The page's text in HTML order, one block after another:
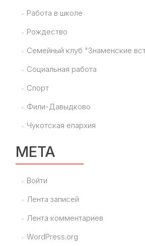
Работа в школе
Рождество
Семейный клуб "Знаменские
Социальная работа
Спорт
Фили-Давыдково
Чукотская епархия
МЕТА
Войти
Лента записей
Лента комментариев
WordPress.org